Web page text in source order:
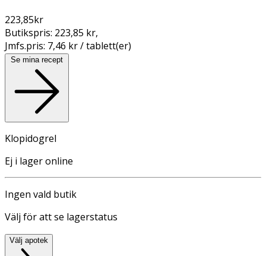
223,85kr
Butikspris: 223,85 kr,
Jmfs.pris: 7,46 kr / tablett(er)
Se mina recept
Klopidogrel
Ej i lager online
Ingen vald butik
Välj för att se lagerstatus
Välj apotek